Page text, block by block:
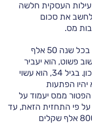
העסקית חלשה
לחשב את סכום
מס.
אם לדוגמה בעל עסק בן 30, מפקיד בכל שנה 50 אלף
פשוט, הוא יעביר
בארבע שנים 200 אלף שקלים לחיסכון. בגיל 34, הוא עשוי
שלא יהיו הפתעות
הפטור ממס יעמוד על
על פי התחזית הזאת, עד
גיל חמישים הוא כבר ירוויח יותר מ-800 אלף שקלים